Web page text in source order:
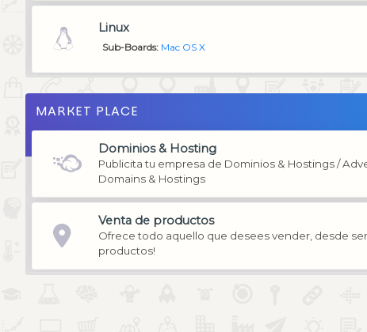
Linux
Sub-Boards Mac OS X
MARKET PLACE
Dominios & Hosting
Publicita tu empresa de Dominios & Hostings /
Domains & Hostings
Venta de productos
Ofrece todo aquello que desees vender, desde
productos!